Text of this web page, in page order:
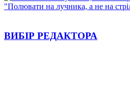
"Полювати на лучника, а не на
ВИБІР РЕДАКТОРА